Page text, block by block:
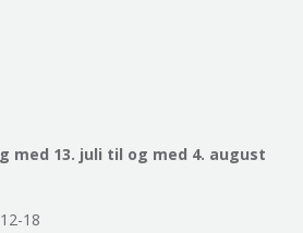
med 13. juli til og med 4. august
18